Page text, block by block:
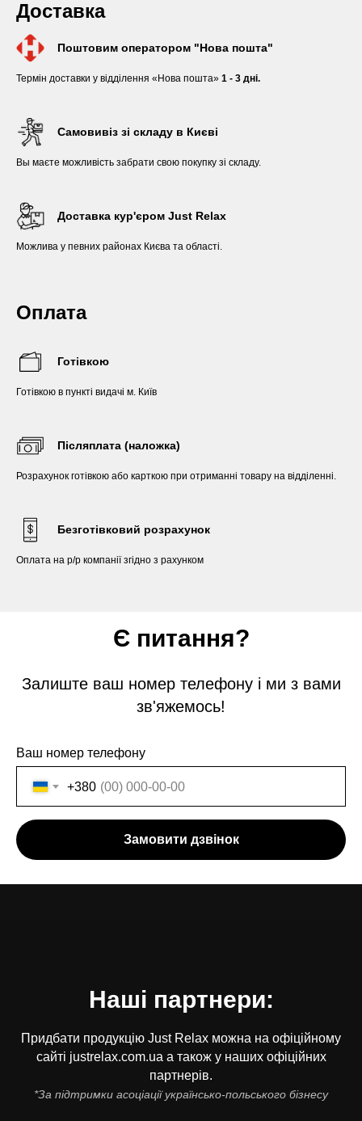
Доставка
Поштовим оператором "Нова пошта"
Термін доставки у відділення «Нова пошта» 1 - 3 дні.
Самовивіз зі складу в Києві
Вы маєте можливість забрати свою покупку зі складу.
Доставка кур'єром Just Relax
Можлива у певних районах Києва та області.
Оплата
Готівкою
Готівкою в пункті видачі м. Київ
Післяплата (наложка)
Розрахунок готівкою або карткою при отриманні товару на відділенні.
Безготівковий розрахунок
Оплата на р/р компанії згідно з рахунком
Є питання?
Залиште ваш номер телефону і ми з вами
зв'яжемось!
Ваш номер телефону
+380
Замовити дзвінок
Наші партнери:
Придбати продукцію Just Relax можна на офіційному
сайті justrelax.com.ua а також у наших офіційних
партнерів.
*За підтримки асоціації українсько-польського бізнесу